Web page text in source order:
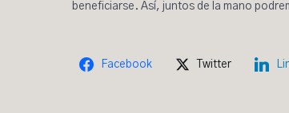
beneficiarse. Así, juntos de la mano
Facebook Twitter